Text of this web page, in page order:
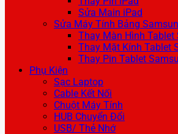
Sửa Main iPad
Sửa Máy Tính Bảng
Thay Màn Hình Tablet
Thay Mặt Kính Tablet
Thay Pin Tablet
Phụ Kiện
Sạc Laptop
Cable Kết Nối
Chuột Máy Tính
HUB Chuyển Đổi
USB/ Thẻ Nhớ